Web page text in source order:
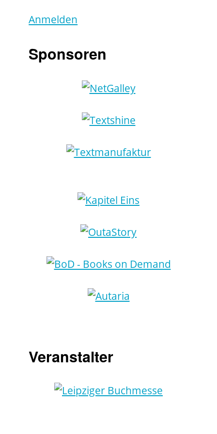
Anmelden
Sponsoren
Veranstalter